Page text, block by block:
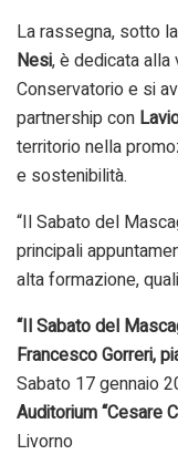
La rassegna, sotto
Nesi, è dedicata
Conservatorio e si
partnership con
territorio nella
e sostenibilità.
“Il Sabato del
principali
alta formazione,
“Il Sabato del
Francesco Gorreri,
Sabato 17 gennaio
Auditorium “Cesare
Livorno